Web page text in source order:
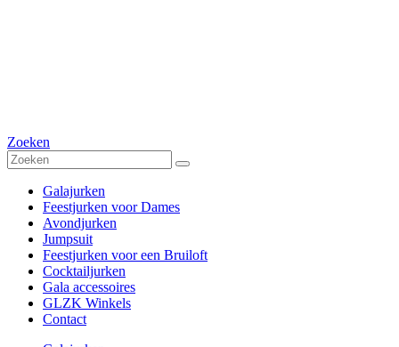
Zoeken
Galajurken
Feestjurken voor Dames
Avondjurken
Jumpsuit
Feestjurken voor een Bruiloft
Cocktailjurken
Gala accessoires
GLZK Winkels
Contact